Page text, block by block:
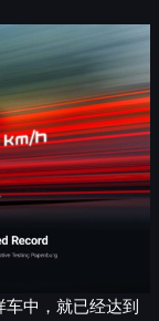
中，就已经达到